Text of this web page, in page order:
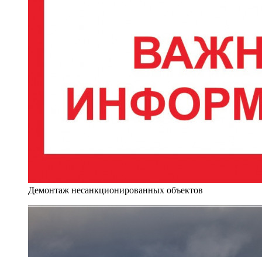
Демонтаж несанкционированных объектов